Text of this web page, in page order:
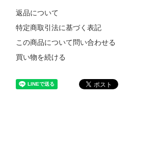
返品について
特定商取引法に基づく表記
この商品について問い合わせる
買い物を続ける